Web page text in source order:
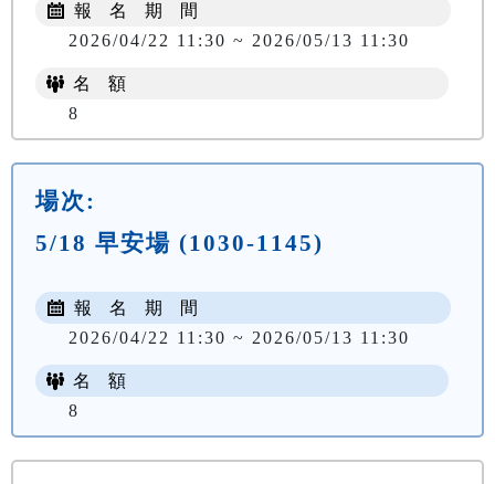
報 名 期 間
2026/04/22 11:30 ~ 2026/05/13 11:30
名 額
8
場次:
5/18 早安場 (1030-1145)
報 名 期 間
2026/04/22 11:30 ~ 2026/05/13 11:30
名 額
8